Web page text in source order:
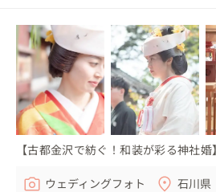
【古都金沢で紡ぐ！和装が彩る神社
ウェディングフォト
石川県